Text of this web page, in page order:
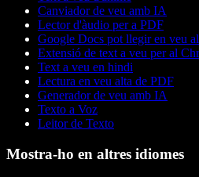
Canviador de veu amb IA
Lector d'àudio per a PDF
Google Docs pot llegir en veu
Extensió de text a veu per al
Text a veu en hindi
Lectura en veu alta de PDF
Generador de veu amb IA
Texto a Voz
Leitor de Texto
Mostra-ho en altres idiomes